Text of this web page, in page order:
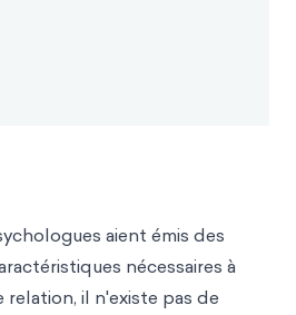
aient émis des
nécessaires à
il n'existe pas de